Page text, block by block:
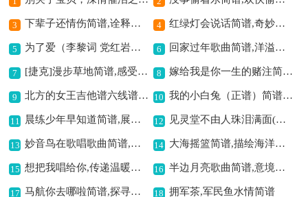
3 下辈子还情伤简谱,诠释深情伤痛 4 红绿灯会说话简谱,奇妙的交通之歌
5 为了爱（李黎词 党红岩曲）歌曲简谱,诠释爱的深情 6 回家过年歌曲简谱,洋溢团圆氛围
7 [捷克]漫步草地简谱,感受别样旋律 8 嫁给我是你一生的赌注简谱,承诺一生的赌注
9 北方的女王吉他谱六线谱,深情治愈之佳作 10 我的小白兔（正谱）简谱,可爱儿歌充满童趣
11 晨练少年早知道简谱,展现青春活力风采 12 见灵堂不由人珠泪满面(卧龙吊孝诸葛亮唱段,琴谱)简谱京剧,哀伤之情动人心
13 妙音鸟在歌唱歌曲简谱,展现灵动之美 14 大海摇篮简谱,描绘海洋摇篮曲
15 想把我唱给你,传递温暖爱意 16 半边月亮歌曲简谱,意境温馨动人
17 马航你去哪啦简谱,探寻失联之殇 18 拥军茶,军民鱼水情简谱